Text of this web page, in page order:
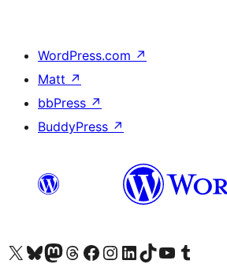
WordPress.com ↗
Matt ↗
bbPress ↗
BuddyPress ↗
Mergi la contul nostru X (fost Twitter)
Vizitează contul nostru Bluesky
Vizitează contul nostru Mastodon
Vizitează contul nostru Threads
Vizitează pagina noastră Facebook
Vizitează-ne pe Instagram
Vizitează-ne pe LinkedIn
Vizitează contul nostru TikTok
Vizitează canalul nostru YouTube
Vizitează contul nostru Tumblr